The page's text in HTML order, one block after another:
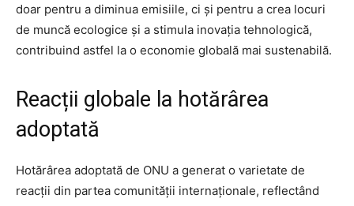
doar pentru a diminua emisiile, ci și pentru a crea locuri
de muncă ecologice și a stimula inovația tehnologică,
contribuind astfel la o economie globală mai sustenabilă.
Reacții globale la hotărârea
adoptată
Hotărârea adoptată de ONU a generat o varietate de
reacții din partea comunității internaționale, reflectând